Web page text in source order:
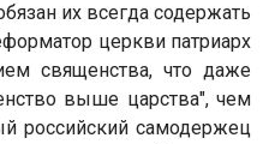
их всегда содержать
церкви патриарх
священства, что даже
выше царства", чем
российский самодержец